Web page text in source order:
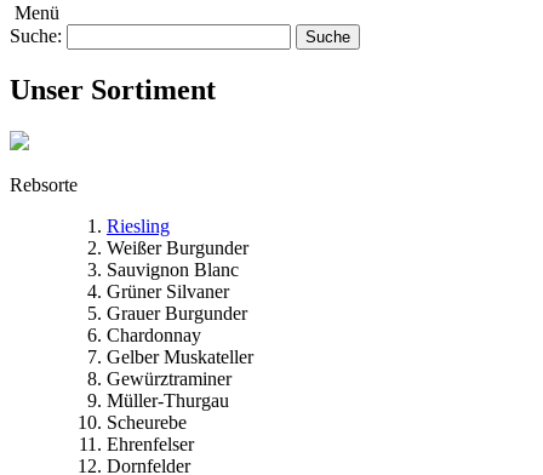
Menü
Suche:
Suche
Unser Sortiment
Rebsorte
Riesling
Weißer Burgunder
Sauvignon Blanc
Grüner Silvaner
Grauer Burgunder
Chardonnay
Gelber Muskateller
Gewürztraminer
Müller-Thurgau
Scheurebe
Ehrenfelser
Dornfelder